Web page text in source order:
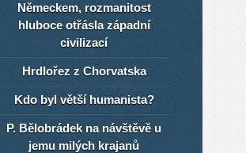
Německem, rozmanitost
hluboce otřásla západní
civilizací
Hrdlořez z Chorvatska
Kdo byl větší humanista?
P. Bělobrádek na návštěvě u
jemu milých krajanů